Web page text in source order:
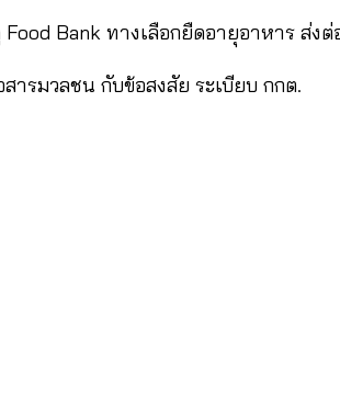
Bank ทางเลือกยืดอายุอาหาร ส่ง
ารมวลชน กับข้อสงสัย ระเบียบ กกต.